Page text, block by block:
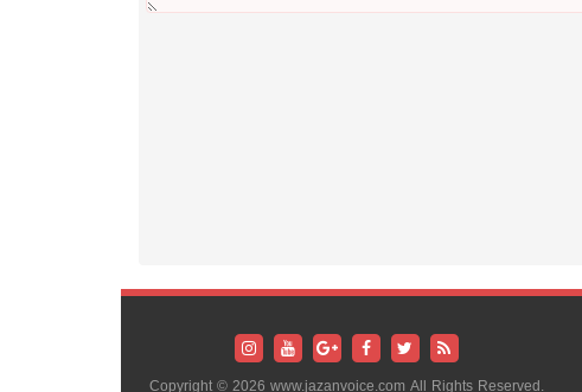
Copyright © 2026 www.jazanvoice.com All Rights Reserved.